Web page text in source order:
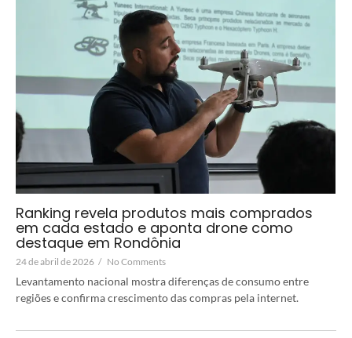
Ranking revela produtos mais comprados
em cada estado e aponta drone como
destaque em Rondônia
24 de abril de 2026 / No Comments
Levantamento nacional mostra diferenças de consumo entre
regiões e confirma crescimento das compras pela internet.